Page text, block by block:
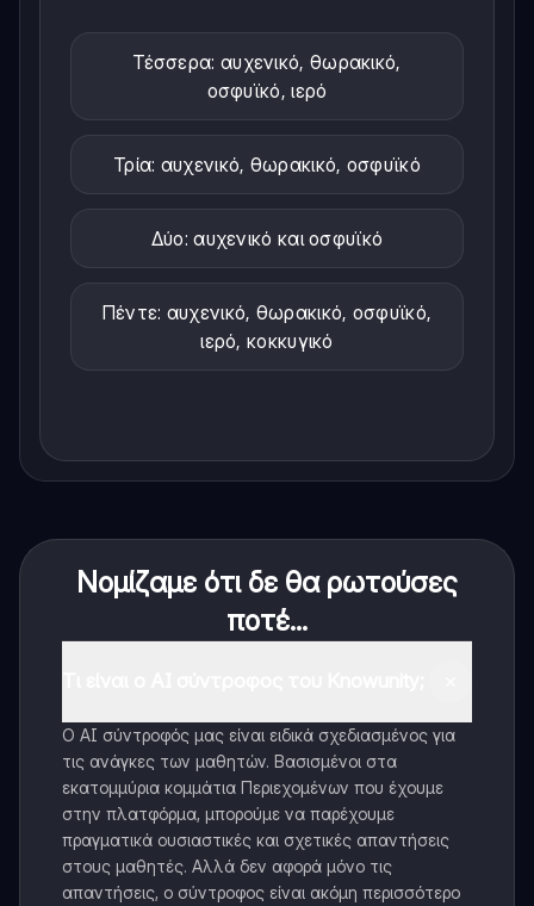
Τέσσερα: αυχενικό, θωρακικό,
οσφυϊκό, ιερό
Τρία: αυχενικό, θωρακικό, οσφυϊκό
Δύο: αυχενικό και οσφυϊκό
Πέντε: αυχενικό, θωρακικό, οσφυϊκό,
ιερό, κοκκυγικό
Νομίζαμε ότι δε θα ρωτούσες
ποτέ...
Ο AI σύντροφός μας είναι ειδικά σχεδιασμένος για
τις ανάγκες των μαθητών. Βασισμένοι στα
εκατομμύρια κομμάτια Περιεχομένων που έχουμε
στην πλατφόρμα, μπορούμε να παρέχουμε
πραγματικά ουσιαστικές και σχετικές απαντήσεις
στους μαθητές. Αλλά δεν αφορά μόνο τις
απαντήσεις, ο σύντροφος είναι ακόμη περισσότερο